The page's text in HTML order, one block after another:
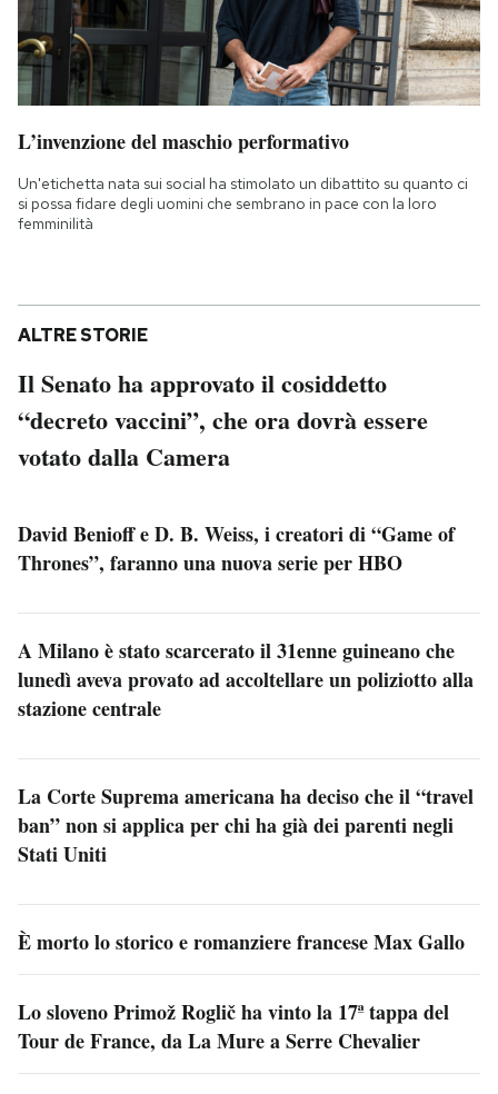
L’invenzione del maschio performativo
Un'etichetta nata sui social ha stimolato un dibattito su quanto ci
si possa fidare degli uomini che sembrano in pace con la loro
femminilità
ALTRE STORIE
Il Senato ha approvato il cosiddetto
“decreto vaccini”, che ora dovrà essere
votato dalla Camera
David Benioff e D. B. Weiss, i creatori di “Game of
Thrones”, faranno una nuova serie per HBO
A Milano è stato scarcerato il 31enne guineano che
lunedì aveva provato ad accoltellare un poliziotto alla
stazione centrale
La Corte Suprema americana ha deciso che il “travel
ban” non si applica per chi ha già dei parenti negli
Stati Uniti
È morto lo storico e romanziere francese Max Gallo
Lo sloveno Primož Roglič ha vinto la 17ª tappa del
Tour de France, da La Mure a Serre Chevalier